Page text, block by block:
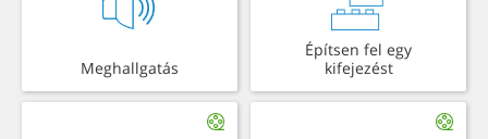
Meghallgatás
Építsen fel egy
kifejezést